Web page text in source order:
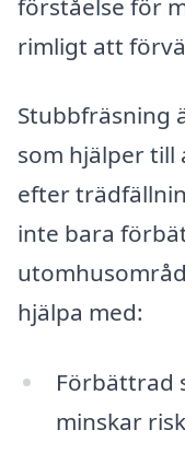
förståelse för
rimligt att
Stubbfräsning
som hjälper
efter
inte bara
hjälpa med:
Förbättrad
minskar